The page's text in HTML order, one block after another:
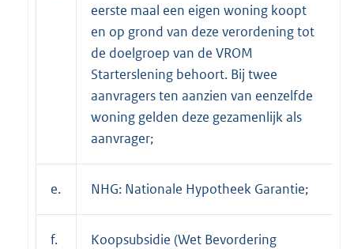
eerste maal een eigen woning koopt
en op grond van deze verordening tot
de doelgroep van de VROM
Starterslening behoort. Bij twee
aanvragers ten aanzien van eenzelfde
woning gelden deze gezamenlijk als
aanvrager;
e. NHG: Nationale Hypotheek Garantie;
f.
Koopsubsidie (Wet Bevordering